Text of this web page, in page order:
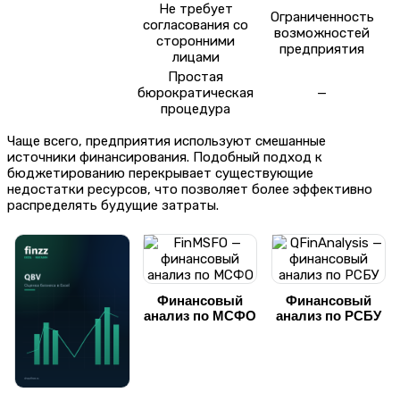
Не требует
согласования со
сторонними
лицами
Ограниченность
возможностей
предприятия
Простая
бюрократическая
процедура
—
Чаще всего, предприятия используют смешанные
источники финансирования. Подобный подход к
бюджетированию перекрывает существующие
недостатки ресурсов, что позволяет более эффективно
распределять будущие затраты.
Финансовый
анализ по МСФО
Финансовый
анализ по РСБУ